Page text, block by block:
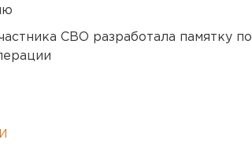
СВО разработала памятку